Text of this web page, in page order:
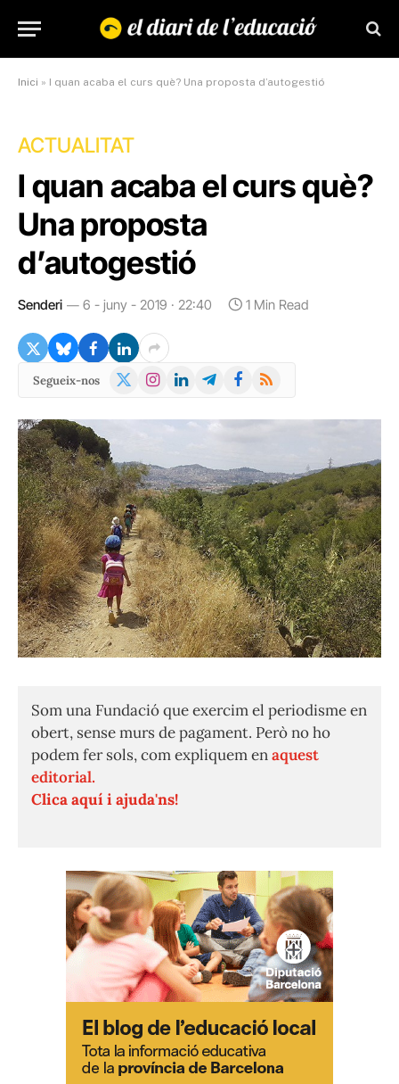
Inici » I quan acaba el curs què? Una proposta d’autogestió
ACTUALITAT
I quan acaba el curs què?
Una proposta
d’autogestió
Senderi 6 - juny - 2019 · 22:40 1 Min Read
Segueix-nos
X
Instagram
LinkedInTelegramFacebook
RSS
Som una Fundació que exercim el periodisme en
obert, sense murs de pagament. Però no ho
podem fer sols, com expliquem enaquest
editorial.
Clica aquí i ajuda'ns!